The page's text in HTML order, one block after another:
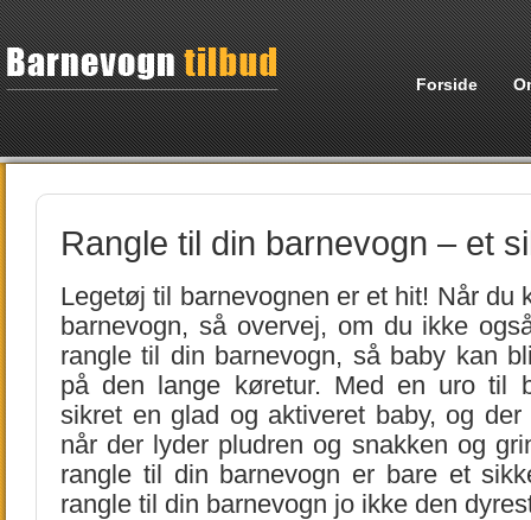
Forside
Rangle til din barnevogn – et
Legetøj til barnevognen er et hit! Når du
barnevogn, så overvej, om du ikke
rangle til din barnevogn, så baby kan
på den lange køretur. Med en uro til
sikret en glad og aktiveret baby, og
når der lyder pludren og snakken og
rangle til din barnevogn er bare et
rangle til din barnevogn jo ikke den